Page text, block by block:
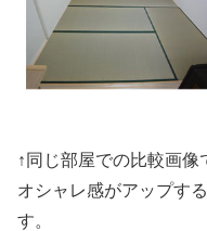
↑同じ部屋での比較画像
オシャレ感がアップす
す。